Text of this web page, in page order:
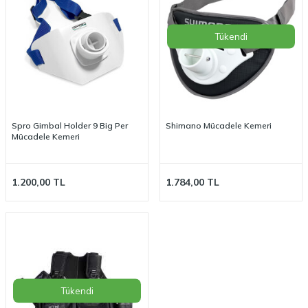
Spro Gimbal Holder 9 Big Per
Mücadele Kemeri
1.200,00 TL
Tükendi
Shimano Mücadele Kemeri
1.784,00 TL
Tükendi